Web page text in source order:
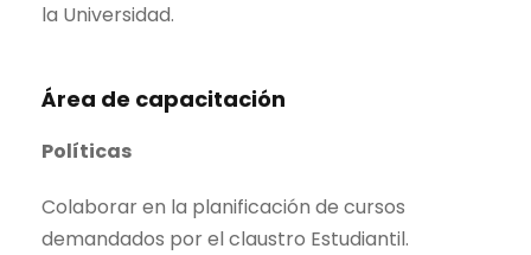
la Universidad.
Área de capacitación
Políticas
Colaborar en la planificación de cursos
demandados por el claustro Estudiantil.